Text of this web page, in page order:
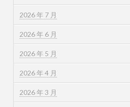
2026 年 7 月
2026 年 6 月
2026 年 5 月
2026 年 4 月
2026 年 3 月